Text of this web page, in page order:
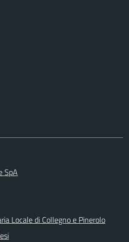
SpA
Locale di Collegno e Pinerolo